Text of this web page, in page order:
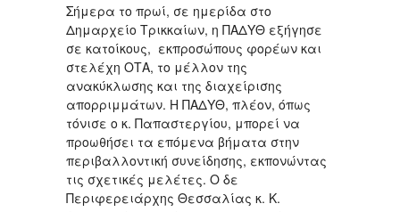
Σήμερα το πρωί, σε ημερίδα στο
Δημαρχείο Τρικκαίων, η ΠΑΔΥΘ εξήγησε
σε κατοίκους, εκπροσώπους φορέων και
στελέχη ΟΤΑ, το μέλλον της
ανακύκλωσης και της διαχείρισης
απορριμμάτων. Η ΠΑΔΥΘ, πλέον, όπως
τόνισε ο κ. Παπαστεργίου, μπορεί να
προωθήσει τα επόμενα βήματα στην
περιβαλλοντική συνείδησης, εκπονώντας
τις σχετικές μελέτες. Ο δε
Περιφερειάρχης Θεσσαλίας κ. Κ.